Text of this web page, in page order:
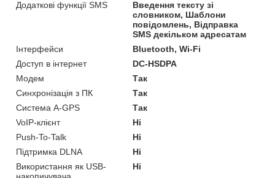
Додаткові функції SMS
Введення тексту зі
словником, Шаблони
повідомлень, Відправка
SMS декільком адресатам
Інтерфейси
Bluetooth, Wi-Fi
Доступ в інтернет
DC-HSDPA
Модем
Так
Синхронізація з ПК
Так
Система A-GPS
Так
VoIP-клієнт
Ні
Push-To-Talk
Ні
Підтримка DLNA
Ні
Використання як USB-
накопичувача
Ні